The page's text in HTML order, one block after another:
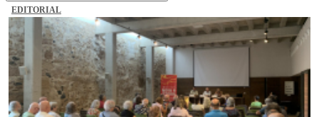
EDITORIAL